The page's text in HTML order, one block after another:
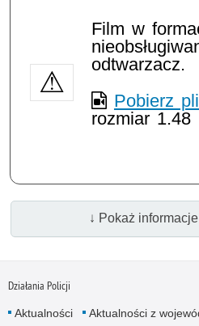
Film w
odtwarzacz.
Pobierz
rozmiar 1.48
↓ Pokaż
Działania Policji
Aktualności Aktualności z